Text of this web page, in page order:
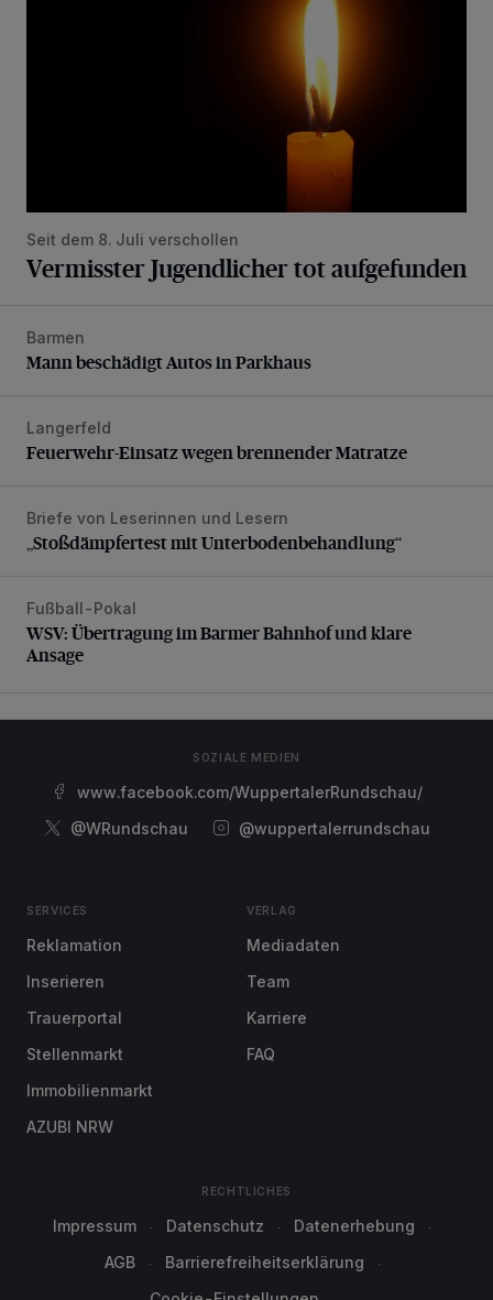
Seit dem 8. Juli verschollen
Vermisster Jugendlicher tot aufgefunden
Mann beschädigt Autos in Parkhaus
Barmen
Mann beschädigt Autos in Parkhaus
Feuerwehr-Einsatz wegen brennender Matratze
Langerfeld
Feuerwehr-Einsatz wegen brennender Matratze
„Stoßdämpfertest mit Unterbodenbehandlung“
Briefe von Leserinnen und Lesern
„Stoßdämpfertest mit Unterbodenbehandlung“
WSV: Übertragung im Barmer Bahnhof und klare Ansage
Fußball-Pokal
WSV: Übertragung im Barmer Bahnhof und klare
Ansage
SOZIALE MEDIEN
www.facebook.com/WuppertalerRundschau/
@WRundschau
@wuppertalerrundschau
SERVICES
Reklamation
Inserieren
Trauerportal
Stellenmarkt
Immobilienmarkt
AZUBI NRW
VERLAG
Mediadaten
Team
Karriere
FAQ
RECHTLICHES
Impressum Datenschutz
Datenerhebung
AGB
Barrierefreiheitserklärung